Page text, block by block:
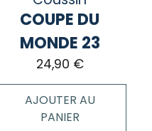
page
COUPE DU
MONDE 23
24,90 €
AJOUTER AU
PANIER